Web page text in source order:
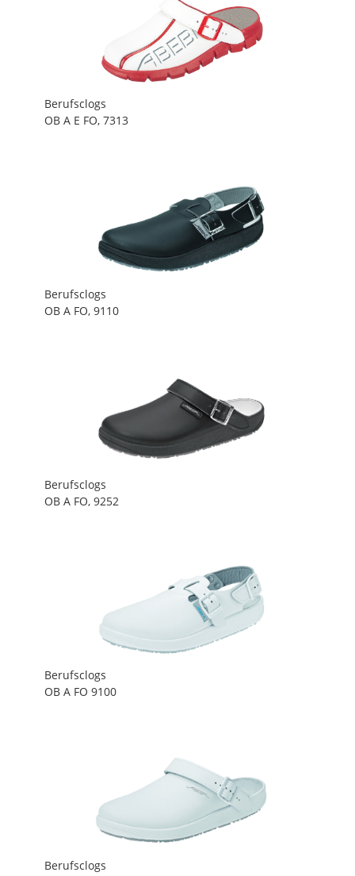
Berufsclogs
OB A E FO, 7313
Berufsclogs
OB A FO, 9110
Berufsclogs
OB A FO, 9252
Berufsclogs
OB A FO 9100
Berufsclogs